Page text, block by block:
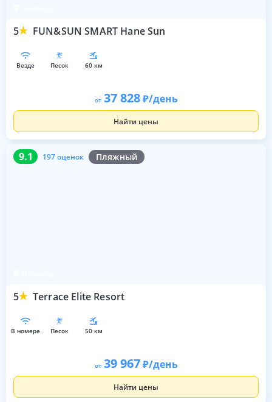
5 FUN&SUN SMART Hane Sun
везде песок 60 км
от 37 828 /день
Найти цены
9.1 197 оценок Пляжный
5 Terrace Elite Resort
9.1 197 оценок
в номере песок 50 км
от 39 967 /день
Найти цены